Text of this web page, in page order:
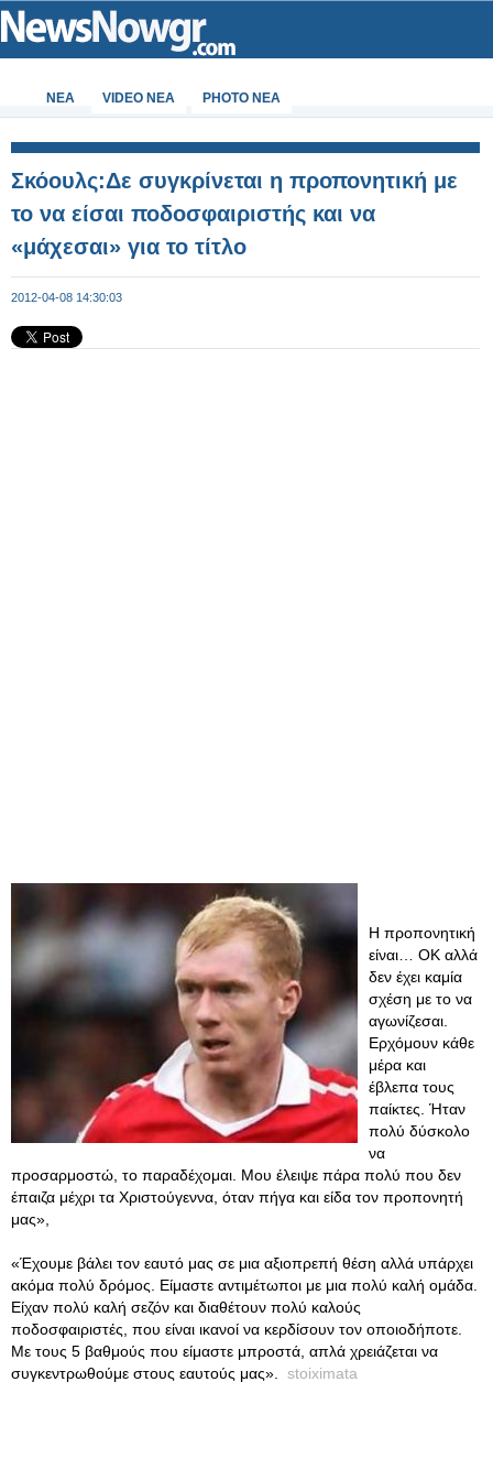
ΝΕΑ VIDEO NEA PHOTO NEA
Σκόουλς:Δε συγκρίνεται η προπονητική με
το να είσαι ποδοσφαιριστής και να
«μάχεσαι» για το τίτλο
2012-04-08 14:30:03
Η προπονητική
είναι… ΟΚ αλλά
δεν έχει καμία
σχέση με το να
αγωνίζεσαι.
Ερχόμουν κάθε
μέρα και
έβλεπα τους
παίκτες. Ήταν
πολύ δύσκολο
να
προσαρμοστώ, το παραδέχομαι. Μου έλειψε πάρα πολύ που δεν
έπαιζα μέχρι τα Χριστούγεννα, όταν πήγα και είδα τον προπονητή
μας»,
«Έχουμε βάλει τον εαυτό μας σε μια αξιοπρεπή θέση αλλά υπάρχει
ακόμα πολύ δρόμος. Είμαστε αντιμέτωποι με μια πολύ καλή ομάδα.
Είχαν πολύ καλή σεζόν και διαθέτουν πολύ καλούς
ποδοσφαιριστές, που είναι ικανοί να κερδίσουν τον οποιοδήποτε.
Με τους 5 βαθμούς που είμαστε μπροστά, απλά χρειάζεται να
συγκεντρωθούμε στους εαυτούς μας». stoiximata